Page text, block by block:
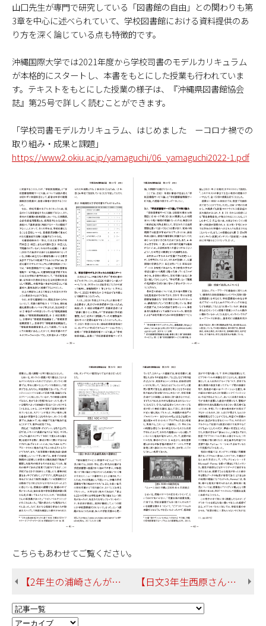
山口先生が専門で研究している「図書館の自由」との関わりも第
3章を中心に述べられていて、学校図書館における資料提供のあ
り方を深く論じている点も特徴的です。
沖縄国際大学では2021年度から学校司書のモデルカリキュラム
が本格的にスタートし、本書をもとにした授業も行われていま
す。テキストをもとにした授業の様子は、『沖縄県図書館協会
誌』第25号で詳しく読むことができます。
「学校司書モデルカリキュラム、はじめました ーコロナ禍での
取り組み・成果と課題」
https://www2.okiu.ac.jp/yamaguchi/06_yamaguchi2022-1.pdf
こちらもあわせてご覧ください。
【2年生の浦崎さんが「山日YBS席書き大会」で「創業150周年記念賞」を受賞！】 【日文3年生西原さんが「第73回沖展」の「書芸部門」において入選！】